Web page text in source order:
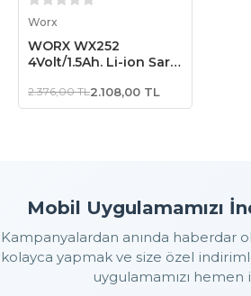
Worx
WORX WX252
4Volt/1.5Ah. Li-ion Şarjlı
Bits Uç
2.376,00 TL2.108,00 TL
Mobil Uygulamamızı
Kampanyalardan anında haberdar
kolayca yapmak ve size özel
uygulamamızı hemen